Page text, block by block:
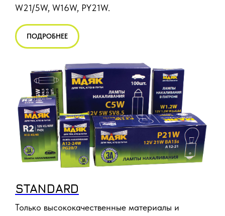
W21/5W, W16W, PY21W.
ПОДРОБНЕЕ
STANDARD
Только высококачественные материалы и